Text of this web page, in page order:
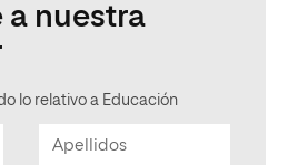
a nuestra
lo relativo a Educación